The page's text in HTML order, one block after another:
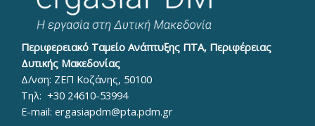
Περιφερειακό Ταμείο Ανάπτυξης ΠΤΑ, Περιφέρειας
Δυτικής Μακεδονίας
Δ/νση: ΖΕΠ Κοζάνης, 50100
Τηλ: +30 24610-53994
E-mail: ergasiapdm@pta.pdm.gr